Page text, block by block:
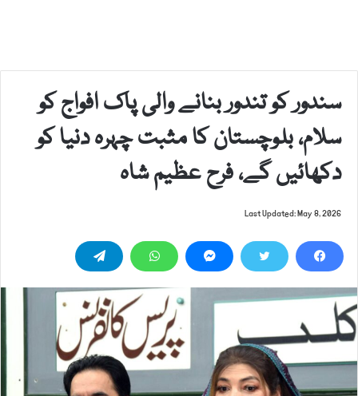
سندور کو تندور بنانے والی پاک افواج کو
سلام، بلوچستان کا مثبت چہرہ دنیا کو
دکھائیں گے، فرح عظیم شاہ
Last Updated: May 8, 2026